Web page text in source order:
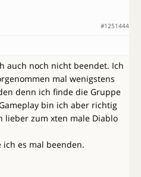
#1251444
auch noch nicht beendet. Ich
mal wenigstens
denn ich finde die Gruppe
bin ich aber richtig
lieber zum xten male Diablo
es mal beenden.